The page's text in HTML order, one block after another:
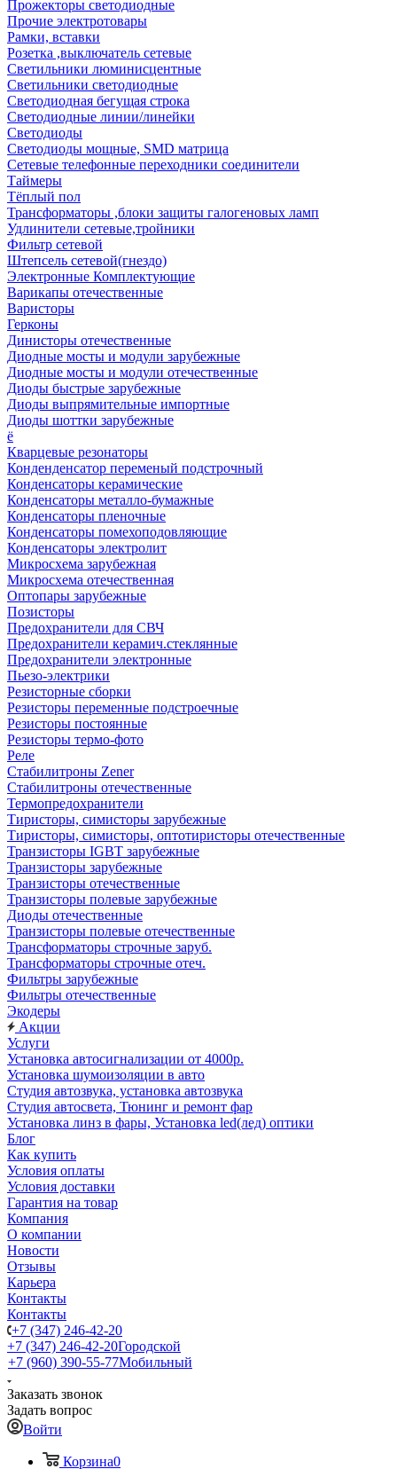
Прожекторы светодиодные
Прочие электротовары
Рамки, вставки
Розетка ,выключатель сетевые
Светильники люминисцентные
Светильники светодиодные
Светодиодная бегущая строка
Светодиодные линии/линейки
Светодиоды
Светодиоды мощные, SMD матрица
Сетевые телефонные переходники соединители
Таймеры
Тёплый пол
Трансформаторы ,блоки защиты галогеновых ламп
Удлинители сетевые,тройники
Фильтр сетевой
Штепсель сетевой(гнездо)
Электронные Комплектующие
Варикапы отечественные
Варисторы
Герконы
Динисторы отечественные
Диодные мосты и модули зарубежные
Диодные мосты и модули отечественные
Диоды быстрые зарубежные
Диоды выпрямительные импортные
Диоды шоттки зарубежные
ё
Кварцевые резонаторы
Конденденсатор переменый подстрочный
Конденсаторы керамические
Конденсаторы металло-бумажные
Конденсаторы пленочные
Конденсаторы помехоподовляющие
Конденсаторы электролит
Микросхема зарубежная
Микросхема отечественная
Оптопары зарубежные
Позисторы
Предохранители для СВЧ
Предохранители керамич.стеклянные
Предохранители электронные
Пьезо-электрики
Резисторные сборки
Резисторы переменные подстроечные
Резисторы постоянные
Резисторы термо-фото
Реле
Стабилитроны Zener
Стабилитроны отечественные
Термопредохранители
Тиристоры, симисторы зарубежные
Тиристоры, симисторы, оптотиристоры отечественные
Транзисторы IGBT зарубежные
Транзисторы зарубежные
Транзисторы отечественные
Транзисторы полевые зарубежные
Диоды отечественные
Транзисторы полевые отечественные
Трансформаторы строчные заруб.
Трансформаторы строчные отеч.
Фильтры зарубежные
Фильтры отечественные
Экодеры
Акции
Услуги
Установка автосигнализации от 4000р.
Установка шумоизоляции в авто
Студия автозвука, установка автозвука
Студия автосвета, Тюнинг и ремонт фар
Установка линз в фары, Установка led(лед) оптики
Блог
Как купить
Условия оплаты
Условия доставки
Гарантия на товар
Компания
О компании
Новости
Отзывы
Карьера
Контакты
Контакты
+7 (347) 246-42-20
+7 (347) 246-42-20Городской
+7 (960) 390-55-77Мобильный
Заказать звонок
Задать вопрос
Войти
Корзина0